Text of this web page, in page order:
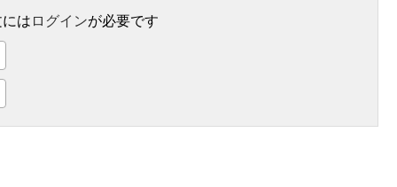
はログインが必要です